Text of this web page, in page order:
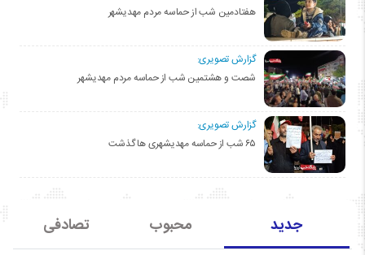
هفتادمین شب از حماسه مردم مهدیشهر
گزارش تصویری:
شصت و هشتمین شب از حماسه مردم مهدیشهر
گزارش تصویری:
۶۵ شب از حماسه مهدیشهری ها گذشت
جدید محبوب تصادفی